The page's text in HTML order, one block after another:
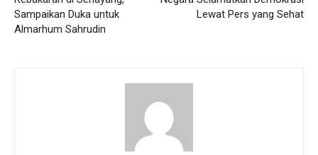
Sampaikan Duka untuk
Almarhum Sahrudin
Lewat Pers yang Sehat